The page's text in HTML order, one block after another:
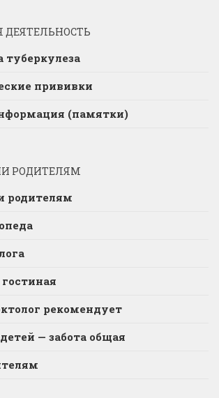
туберкулеза
прививки
(памятки)
РОДИТЕЛЯМ
родителям
рекомендует
— забота общая